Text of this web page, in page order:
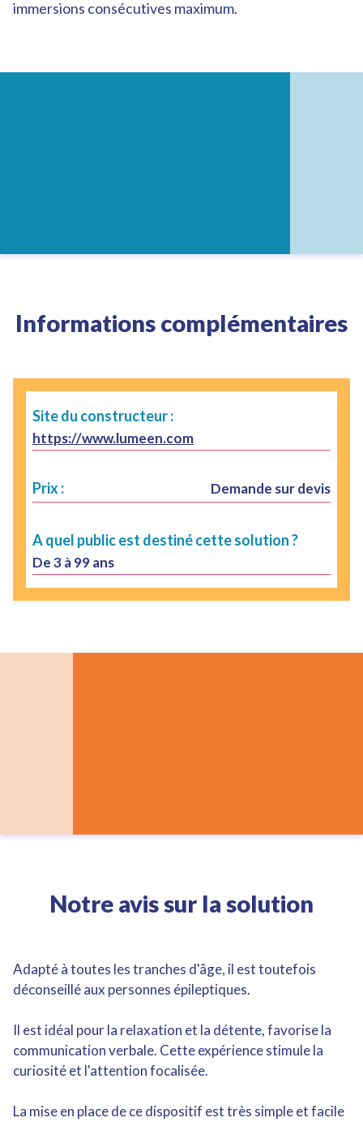
immersions consécutives maximum.
Informations complémentaires
Site du constructeur :
https://www.lumeen.com
Prix : Demande sur devis
A quel public est destiné cette solution ?
De 3 à 99 ans
Notre avis sur la solution
Adapté à toutes les tranches d'âge, il est toutefois
déconseillé aux personnes épileptiques.
Il est idéal pour la relaxation et la détente, favorise la
communication verbale. Cette expérience stimule la
curiosité et l'attention focalisée.
La mise en place de ce dispositif est très simple et facile